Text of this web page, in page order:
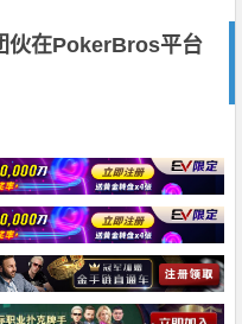
伙在PokerBros平台